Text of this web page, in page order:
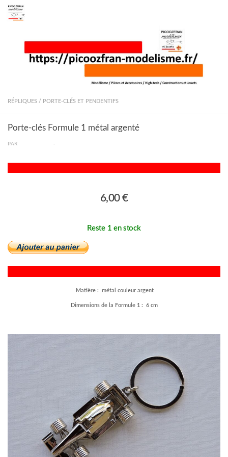
Skip to content
RÉPLIQUES / PORTE-CLÉS ET PENDENTIFS
Porte-clés Formule 1 métal argenté
PAR ·
6,00 €
Reste 1 en stock
Matière : métal couleur argent
Dimensions de la Formule 1 : 6 cm